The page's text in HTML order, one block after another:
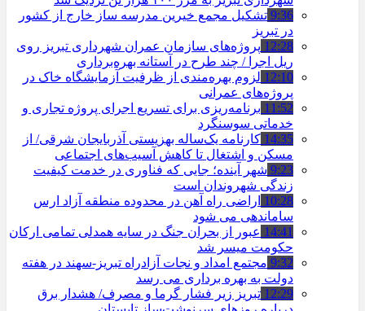
9:36 تشکیل مجمع خیرین مدرسه ‌ساز خارج از کشور
در تبریز
12:28 پروژه‌های سازمان عمران شهرداری تبریز روی
ریل اجرا / چند طرح در آستانه بهره‌برداری
12:10 لزوم بهره‌مندی از ظرفیت آزمایشگاه خاک در
پروژه‌های عمرانی
11:52 برنامه‌ریزی برای تسریع اجرای پروژه تجاری و
خدماتی سوسنگرد
14:35 کارنامه یک‌ساله بهزیستی آذربایجان شرقی/ از
مسکن و اشتغال تا کاهش آسیب‌های اجتماعی
9:23 شهر آینده؛ جایی که فناوری در خدمت کیفیت
زندگی شهروندان است
10:28 اراضی راه آهن در محدوده منطقه آزاد ارس
ساماندهی می شود
14:41 عبور از بحران جنگ در سایه همدلی تمامی ارکان
حکومت میسر شد
9:32 مجتمع امداد و نجات آزادراه تبریز-سهند در هفته
دولت به بهره ‌برداری می‌ رسد
12:29 تبریز زیر فشار گرما و مصرف/ هشدار برق